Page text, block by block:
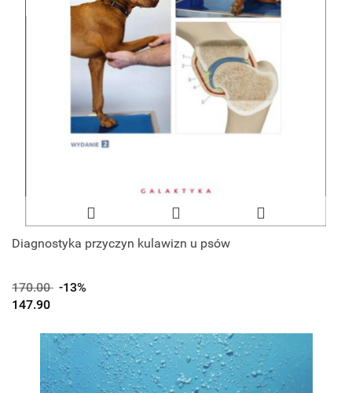
Diagnostyka przyczyn kulawizn u psów
170.00 -13%
147.90